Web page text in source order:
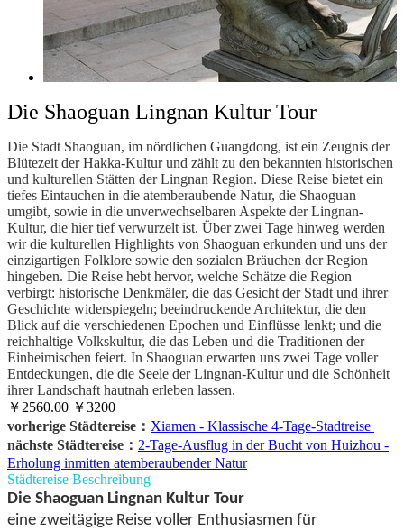
Die Shaoguan Lingnan Kultur Tour
Die Stadt Shaoguan, im nördlichen Guangdong, ist ein Zeugnis der
Blütezeit der Hakka-Kultur und zählt zu den bekannten historischen
und kulturellen Stätten der Lingnan Region. Diese Reise bietet ein
tiefes Eintauchen in die atemberaubende Natur, die Shaoguan
umgibt, sowie in die unverwechselbaren Aspekte der Lingnan-
Kultur, die hier tief verwurzelt ist. Über zwei Tage hinweg werden
wir die kulturellen Highlights von Shaoguan erkunden und uns der
einzigartigen Folklore sowie den sozialen Bräuchen der Region
hingeben. Die Reise hebt hervor, welche Schätze die Region
verbirgt: historische Denkmäler, die das Gesicht der Stadt und ihrer
Geschichte widerspiegeln; beeindruckende Architektur, die den
Blick auf die verschiedenen Epochen und Einflüsse lenkt; und die
reichhaltige Volkskultur, die das Leben und die Traditionen der
Einheimischen feiert. In Shaoguan erwarten uns zwei Tage voller
Entdeckungen, die die Seele der Lingnan-Kultur und die Schönheit
ihrer Landschaft hautnah erleben lassen.
￥2560.00 ￥3200
vorherige Städtereise： Xiamen - Klassische 4-Tage-Stadtreise
nächste Städtereise： 2-Tage-Ausflug in der Bucht von Huizhou -
Erholung inmitten atemberaubender Natur
Städtereise Beschreibung
Die Shaoguan Lingnan Kultur Tour
eine zweitägige Reise voller Enthusiasmen für